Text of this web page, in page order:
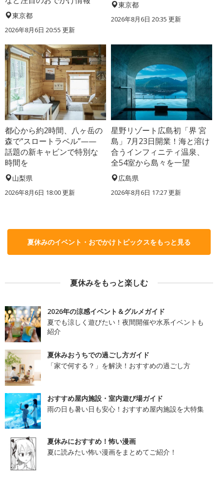
東京都
2026年8月6日 20:55 更新
東京都
2026年8月6日 20:35 更新
都心から約2時間、八ヶ岳の
森で“スロートラベル”——
話題の新キャビンで特別な
時間を
山梨県
2026年8月6日 18:00更新
星野リゾート広島初「界 宮
島」7月23日開業！海と溶け
合うインフィニティ温泉、
全54室から島々を一望
広島県
2026年8月6日 17:27更新
夏休みのイベント・おでかけトピックスをもっと見る
夏休みをもっと楽しむ
2026年の涼感イベント＆グルメガイド
夏でも涼しく遊びたい！夜間開催や水系イベントも
紹介
夏休みおうちでの過ごし方ガイド
「家で何する？」を解決！おすすめの過ごし方
おすすめ屋内施設・室内遊び場ガイド
雨の日も暑い日も安心！おすすめ屋内施設を大特集
夏休みにおすすめ！怖い漫画
夏に読みたい怖い漫画をまとめてご紹介！